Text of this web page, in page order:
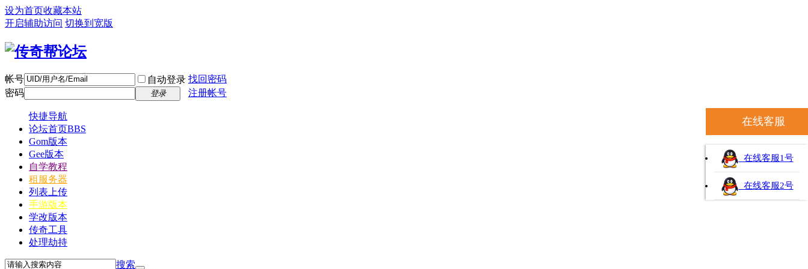
设为首页收藏本站
开启辅助访问 切换到宽版
帐号 自动登录 找回密码
密码
登录 注册帐号
快捷导航
论坛首页BBS
Gom版本
Gee版本
自学教程
租服务器
列表上传
手游版本
学改版本
传奇工具
处理劫持
搜索
在线客服
在线客服1号
在线客服2号